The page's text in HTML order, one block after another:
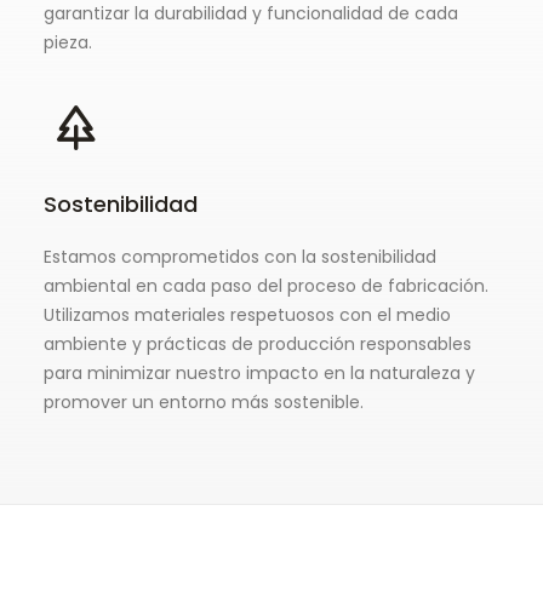
garantizar la durabilidad y funcionalidad de cada
pieza.
Sostenibilidad
Estamos comprometidos con la sostenibilidad
ambiental en cada paso del proceso de fabricación.
Utilizamos materiales respetuosos con el medio
ambiente y prácticas de producción responsables
para minimizar nuestro impacto en la naturaleza y
promover un entorno más sostenible.